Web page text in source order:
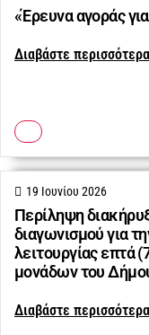
«Έρευνα αγοράς
Διαβάστε περισσότερα
Περίληψη
διαγωνισμού για
λειτουργίας επτά
μονάδων του
19 Ιουνίου 2026
Διαβάστε περισσότερα